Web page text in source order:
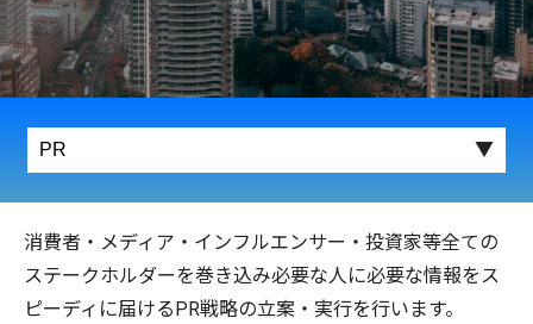
消費者・メディア・インフルエンサー・投資家等全ての
ステークホルダーを巻き込み必要な人に必要な情報をス
ピーディに届けるPR戦略の立案・実行を行います。